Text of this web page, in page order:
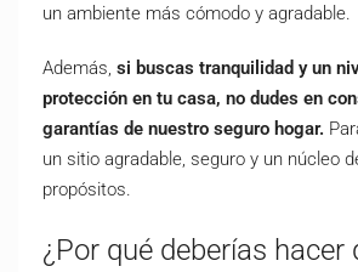
un ambiente más cómodo y agradable.
Además, si buscas tranquilidad y un
protección en tu casa, no dudes en
garantías de nuestro seguro hogar.
un sitio agradable, seguro y un núcleo
propósitos.
¿Por qué deberías hacer